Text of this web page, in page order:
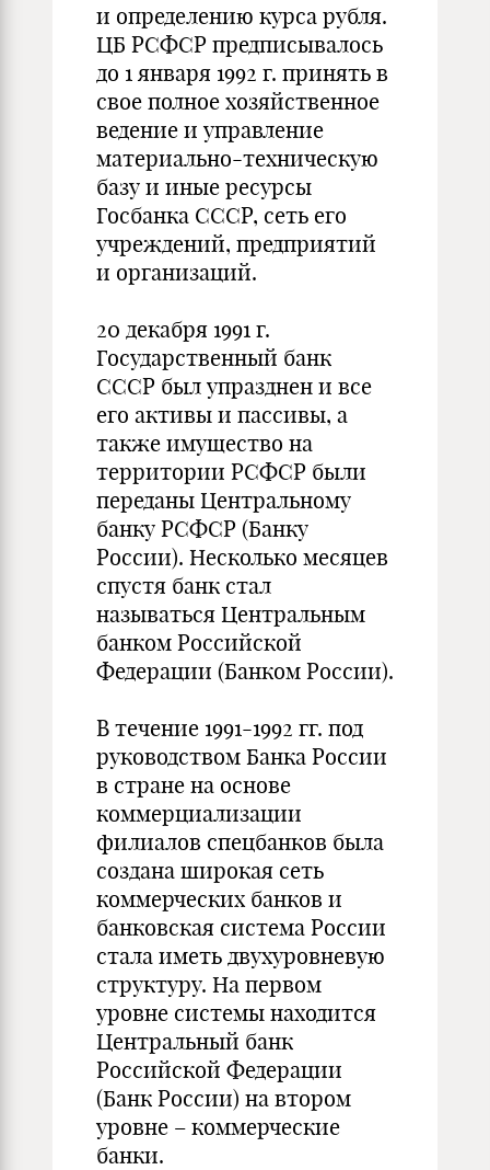
и определению курса рубля.
ЦБ РСФСР предписывалось
до 1 января 1992 г. принять в
свое полное хозяйственное
ведение и управление
материально-техническую
базу и иные ресурсы
Госбанка СССР, сеть его
учреждений, предприятий
и организаций.
20 декабря 1991 г.
Государственный банк
СССР был упразднен и все
его активы и пассивы, а
также имущество на
территории РСФСР были
переданы Центральному
банку РСФСР (Банку
России). Несколько месяцев
спустя банк стал
называться Центральным
банком Российской
Федерации (Банком России).
В течение 1991-1992 гг. под
руководством Банка России
в стране на основе
коммерциализации
филиалов спецбанков была
создана широкая сеть
коммерческих банков и
банковская система России
стала иметь двухуровневую
структуру. На первом
уровне системы находится
Центральный банк
Российской Федерации
(Банк России) на втором
уровне – коммерческие
банки.